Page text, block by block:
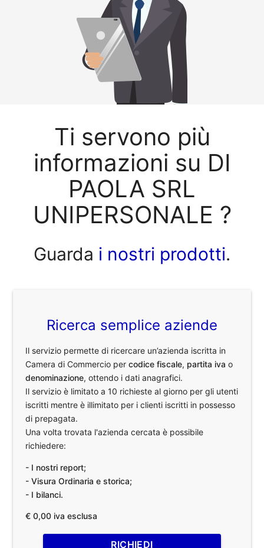
Ti servono più
informazioni su DI
PAOLA SRL
UNIPERSONALE ?
Guarda i nostri prodotti.
Ricerca semplice aziende
Il servizio permette di ricercare un’azienda iscritta in
Camera di Commercio percodice fiscale, partita iva o
denominazione, ottendo i dati anagrafici.
Il servizio è limitato a 10 richieste al giorno per gli utenti
iscritti mentre è illimitato per i clienti iscritti in possesso
di prepagata.
Una volta trovata l'azienda cercata è possibile
richiedere:
- I nostri report;
- Visura Ordinaria e storica;
- I bilanci.
€ 0,00 iva esclusa
RICHIEDI